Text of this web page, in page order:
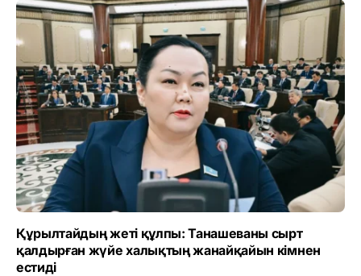
Құрылтайдың жеті құлпы: Танашеваны сырт
қалдырған жүйе халықтың жанайқайын кімнен
естиді